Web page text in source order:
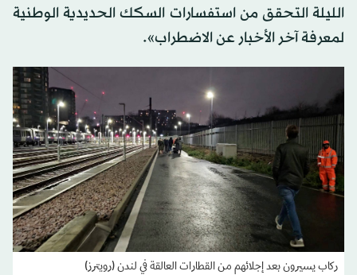
الليلة التحقق من استفسارات السكك الحديدية الوطنية
لمعرفة آخر الأخبار عن الاضطراب».
ركاب يسيرون بعد إجلائهم من القطارات العالقة في لندن (رويترز)